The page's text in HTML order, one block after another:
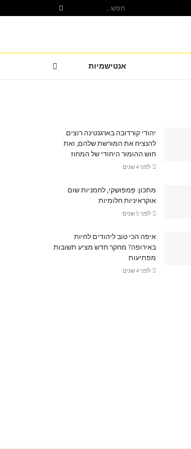
אנטישמיות
יהודי קורדובה בארגנטינה רוצים
להנציח את המורשת שלהם, ואת
חוש ההומור היחודי של המחוז
לפני 4 שנים
מתכון: פַּמפּוּשְקִי, לחמניות שום
אוקראיניות חלומיות
לפני 5 שנים
איפה הכי טוב ליהודים לחיות
באירופה? מחקר חדש מציע תשובות
מפתיעות
לפני 4 שנים